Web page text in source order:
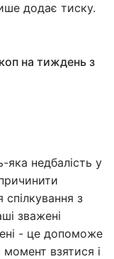
додає тиску.
на тиждень з
недбалість у
з
зважені
- це допоможе
взятися і